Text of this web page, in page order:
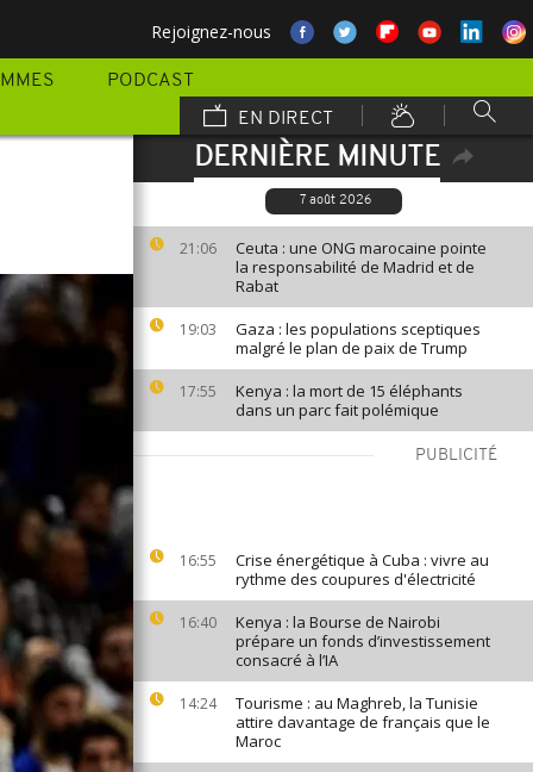
Rejoignez-nous
PODCAST
EN DIRECT
DERNIÈRE MINUTE
7 août 2026
21:06
Ceuta : une ONG marocaine pointe
la responsabilité de Madrid et de
Rabat
19:03
Gaza : les populations sceptiques
malgré le plan de paix de Trump
17:55
Kenya : la mort de 15 éléphants
dans un parc fait polémique
PUBLICITÉ
16:55
Crise énergétique à Cuba : vivre au
rythme des coupures d'électricité
16:40
Kenya : la Bourse de Nairobi
prépare un fonds d’investissement
consacré à l’IA
14:24
Tourisme : au Maghreb, la Tunisie
attire davantage de français que le
Maroc